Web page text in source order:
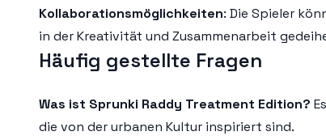
Kollaborationsmöglichkeiten: Die Spieler
in der Kreativität und Zusammenarbeit
Häufig gestellte Fragen
Was ist Sprunki Raddy Treatment Edition?
die von der urbanen Kultur inspiriert sind.